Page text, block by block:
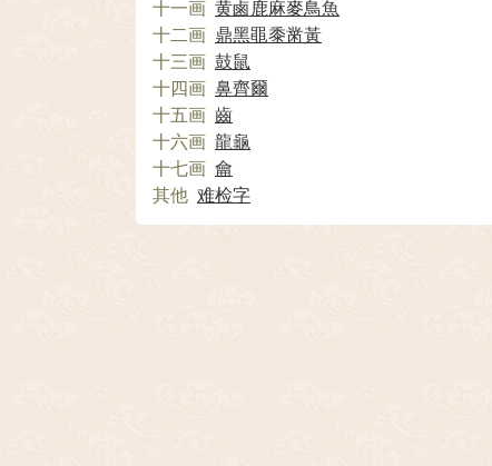
十一画 黄鹵鹿麻麥鳥魚
十二画 鼎黑黽黍黹黃
十三画 鼓鼠
十四画 鼻齊爾
十五画 齒
十六画 龍龜
十七画 龠
其他 难检字